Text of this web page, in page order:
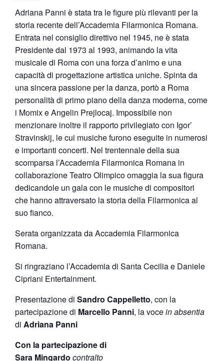
Adriana Panni è stata tra le figure più rilevanti per la
storia recente dell’Accademia Filarmonica Romana.
Entrata nel consiglio direttivo nel 1945, ne è stata
Presidente dal 1973 al 1993, animando la vita
musicale di Roma con una forza d’animo e una
capacità di progettazione artistica uniche. Spinta da
una sincera passione per la danza, portò a Roma
personalità di primo piano della danza moderna, come
i Momix e Angelin Prejlocaj. Impossibile non
menzionare inoltre il rapporto privilegiato con Igor’
Stravinskij, le cui musiche furono eseguite in numerosi
e importanti concerti. Nel trentennale della sua
scomparsa l’Accademia Filarmonica Romana in
collaborazione Teatro Olimpico omaggia la sua figura
dedicandole un gala con le musiche di compositori
che hanno attraversato la storia della Filarmonica al
suo fianco.
Serata organizzata da Accademia Filarmonica
Romana.
Si ringraziano l’Accademia di Santa Cecilia e Daniele
Cipriani Entertainment.
Presentazione di Sandro Cappelletto, con la
partecipazione di Marcello Panni, la vocein absentia
di Adriana Panni
Con la partecipazione di
Sara Mingardo contralto